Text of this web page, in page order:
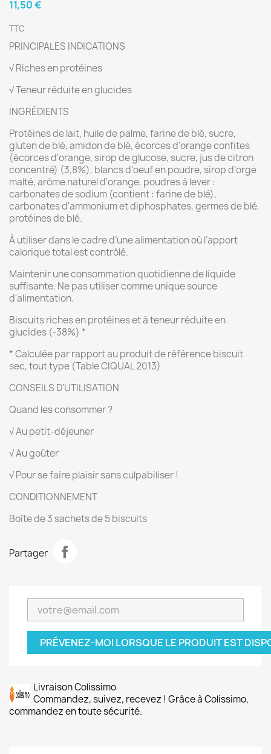
11,50 €
TTC
PRINCIPALES INDICATIONS
√ Riches en protéines
√ Teneur réduite en glucides
INGRÉDIENTS
Protéines de lait, huile de palme, farine de blé, sucre,
gluten de blé, amidon de blé, écorces d'orange confites
(écorces d'orange, sirop de glucose, sucre, jus de citron
concentré) (3,8%), blancs d'oeuf en poudre, sirop d'orge
malté, arôme naturel d'orange, poudres à lever :
carbonates de sodium (contient : farine de blé),
carbonates d'ammonium et diphosphates, germes de blé,
protéines de blé.
À utiliser dans le cadre d’une alimentation où l’apport
calorique total est contrôlé.
Maintenir une consommation quotidienne de liquide
suffisante. Ne pas utiliser comme unique source
d'alimentation.
Biscuits riches en protéines et à teneur réduite en
glucides (-38%) *
* Calculée par rapport au produit de référence biscuit
sec, tout type (Table CIQUAL 2013)
CONSEILS D’UTILISATION
Quand les consommer ?
√ Au petit-déjeuner
√ Au goûter
√ Pour se faire plaisir sans culpabiliser !
CONDITIONNEMENT
Boîte de 3 sachets de 5 biscuits
Partager
PRÉVENEZ-MOI LORSQUE LE PRODUIT EST
Livraison Colissimo
Commandez, suivez, recevez ! Grâce à Colissimo,
commandez en toute sécurité.